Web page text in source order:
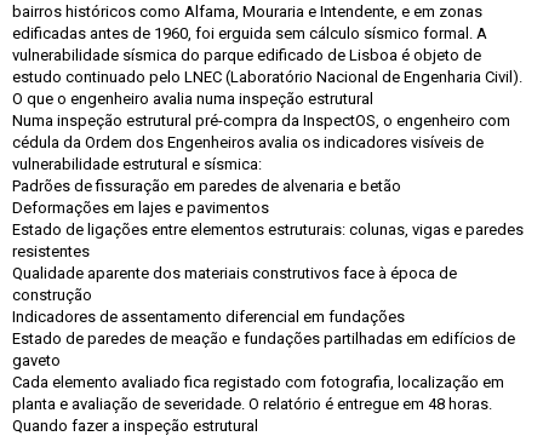
bairros históricos como Alfama, Mouraria e Intendente, e em zonas
edificadas antes de 1960, foi erguida sem cálculo sísmico formal. A
vulnerabilidade sísmica do parque edificado de Lisboa é objeto de
estudo continuado pelo LNEC (Laboratório Nacional de Engenharia Civil).
O que o engenheiro avalia numa inspeção estrutural
Numa inspeção estrutural pré-compra da InspectOS, o engenheiro com
cédula da Ordem dos Engenheiros avalia os indicadores visíveis de
vulnerabilidade estrutural e sísmica:
Padrões de fissuração em paredes de alvenaria e betão
Deformações em lajes e pavimentos
Estado de ligações entre elementos estruturais: colunas, vigas e paredes
resistentes
Qualidade aparente dos materiais construtivos face à época de
construção
Indicadores de assentamento diferencial em fundações
Estado de paredes de meação e fundações partilhadas em edifícios de
gaveto
Cada elemento avaliado fica registado com fotografia, localização em
planta e avaliação de severidade. O relatório é entregue em 48 horas.
Quando fazer a inspeção estrutural